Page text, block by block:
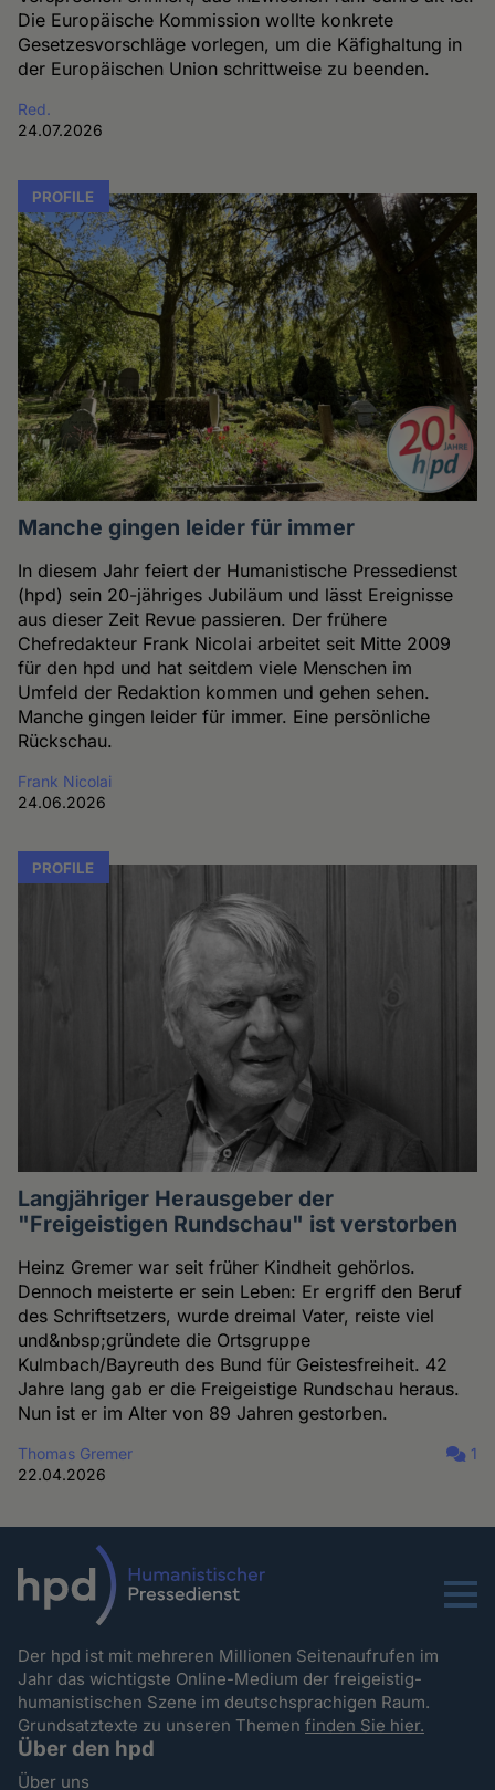
Die Europäische Kommission wollte konkrete
Gesetzesvorschläge vorlegen, um die Käfighaltung in
der Europäischen Union schrittweise zu beenden.
Red.
24.07.2026
PROFILE
Manche gingen leider für immer
In diesem Jahr feiert der Humanistische Pressedienst
(hpd) sein 20-jähriges Jubiläum und lässt Ereignisse
aus dieser Zeit Revue passieren. Der frühere
Chefredakteur Frank Nicolai arbeitet seit Mitte 2009
für den hpd und hat seitdem viele Menschen im
Umfeld der Redaktion kommen und gehen sehen.
Manche gingen leider für immer. Eine persönliche
Rückschau.
Frank Nicolai
24.06.2026
PROFILE
Langjähriger Herausgeber der
"Freigeistigen Rundschau" ist verstorben
Heinz Gremer war seit früher Kindheit gehörlos.
Dennoch meisterte er sein Leben: Er ergriff den Beruf
des Schriftsetzers, wurde dreimal Vater, reiste viel
und&nbsp;gründete die Ortsgruppe
Kulmbach/Bayreuth des Bund für Geistesfreiheit. 42
Jahre lang gab er die Freigeistige Rundschau heraus.
Nun ist er im Alter von 89 Jahren gestorben.
Thomas Gremer
22.04.2026
1
Menu
Der hpd ist mit mehreren Millionen Seitenaufrufen im
Jahr das wichtigste Online-Medium der freigeistig-
humanistischen Szene im deutschsprachigen Raum.
Grundsatztexte zu unseren Themenfinden Sie hier.
Über den hpd
Über uns